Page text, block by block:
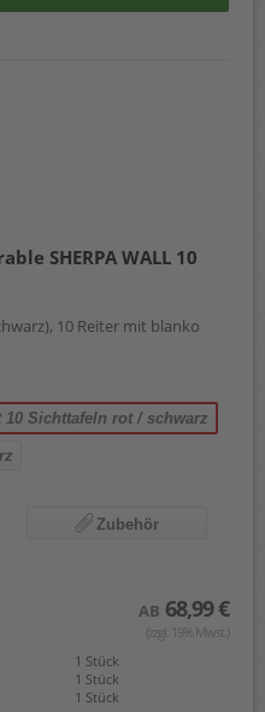
SHERPA WALL 10
10 Reiter mit blanko
10 Sichttafeln rot / schwarz
Zubehör
AB 68,99 €
(zzgl. 19% Mwst.)
1 Stück
1 Stück
1 Stück